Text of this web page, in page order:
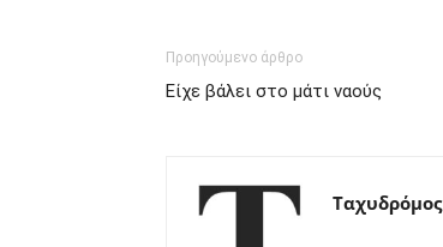
Προηγούμενο άρθρο
Είχε βάλει στο μάτι ναούς
Ταχυδρόμος